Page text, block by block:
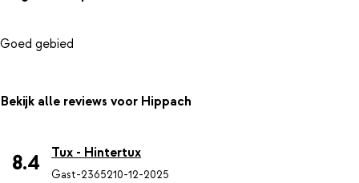
Bekijk alle reviews voor Hippach
8.4 Tux - Hintertux
Gast-2365210-12-2025